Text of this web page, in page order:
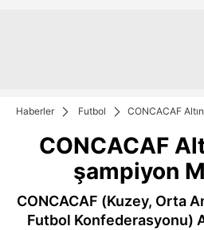
Haberler Futbol CONCACAF
CONCACAF
şampiyon
CONCACAF (Kuzey, Orta
Futbol Konfederasyonu)